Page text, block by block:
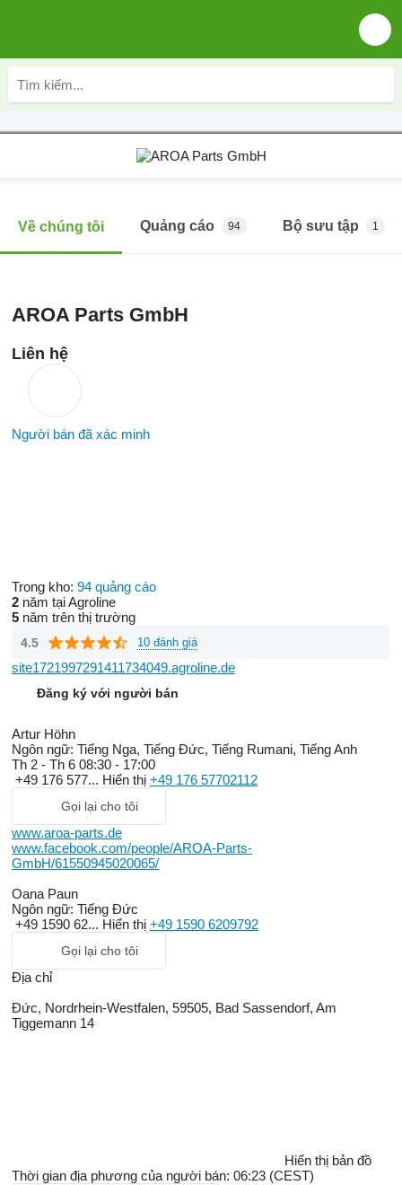
Về chúng tôi Quảng cáo 94 Bộ sưu tập 1
AROA Parts GmbH
Liên hệ
Người bán đã xác minh
Trong kho: 94 quảng cáo
2 năm tại Agroline
5 năm trên thị trường
4.5 10 đánh giá
site1721997291411734049.agroline.de
Đăng ký với người bán
Artur Höhn
Ngôn ngữ: Tiếng Nga, Tiếng Đức, Tiếng Rumani, Tiếng Anh
Th 2 - Th 6 08:30 - 17:00
+49 176 577... Hiển thị +49 176 57702112
Gọi lại cho tôi
www.aroa-parts.de
www.facebook.com/people/AROA-Parts-
GmbH/61550945020065/
Oana Paun
Ngôn ngữ: Tiếng Đức
+49 1590 62... Hiển thị +49 1590 6209792
Gọi lại cho tôi
Địa chỉ
Đức, Nordrhein-Westfalen, 59505, Bad Sassendorf, Am
Tiggemann 14
Hiển thị bản đồ
Thời gian địa phương của người bán: 06:23 (CEST)